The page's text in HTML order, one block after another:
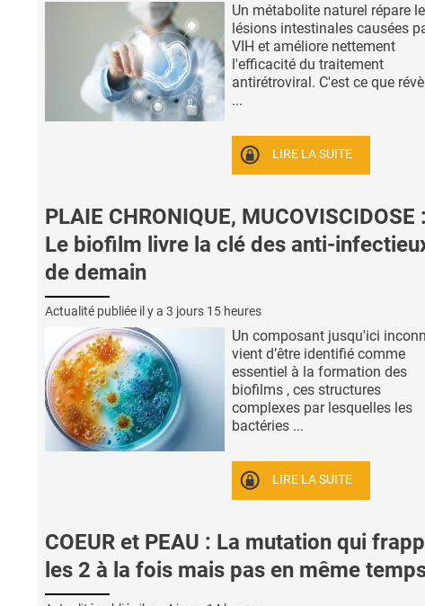
Un métabolite naturel répare
lésions intestinales causées
VIH et améliore nettement
l'efficacité du traitement
antirétroviral. C'est ce que
...
LIRE LA SUITE
PLAIE CHRONIQUE, MUCOVISCIDOSE :
Le biofilm livre la clé des anti-
de demain
Actualité publiée il y a 3 jours 15 heures
Un composant jusqu'ici
vient d’être identifié comme
essentiel à la formation des
biofilms , ces structures
complexes par lesquelles les
bactéries ...
LIRE LA SUITE
COEUR et PEAU : La mutation qui
les 2 à la fois mais pas en même